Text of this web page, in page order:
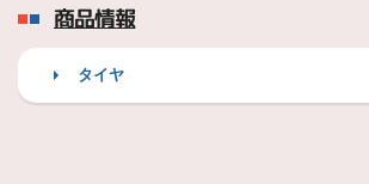
商品情報
タイヤ